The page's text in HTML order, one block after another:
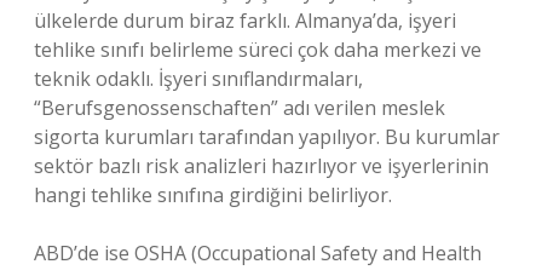
ülkelerde durum biraz farklı. Almanya’da, işyeri
tehlike sınıfı belirleme süreci çok daha merkezi ve
teknik odaklı. İşyeri sınıflandırmaları,
“Berufsgenossenschaften” adı verilen meslek
sigorta kurumları tarafından yapılıyor. Bu kurumlar
sektör bazlı risk analizleri hazırlıyor ve işyerlerinin
hangi tehlike sınıfına girdiğini belirliyor.
ABD’de ise OSHA (Occupational Safety and Health